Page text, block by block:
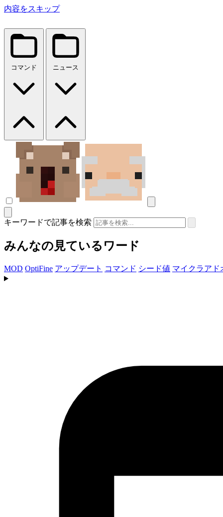
内容をスキップ
コマンド ニュース
キーワードで記事を検索
みんなの見ているワード
MOD OptiFine アップデート コマンド シード値 マイクラアド